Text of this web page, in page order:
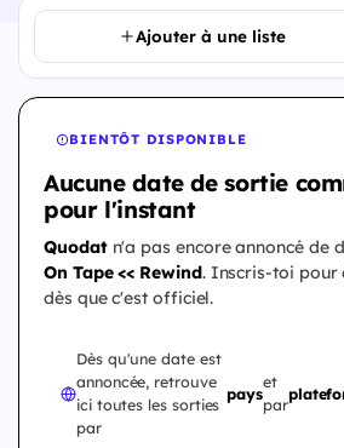
Ajouter à une liste
BIENTÔT DISPONIBLE
Aucune date de sortie
pour l'instant
Quodatn'a pas encore annoncé de
On Tape << Rewind. Inscris-toi pour
dès que c'est officiel.
Dès qu'une date est
annoncée, retrouve
ici toutes les sorties
par
pays
et
par